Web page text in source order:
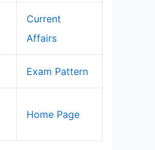
Current
Affairs
Exam Pattern
Home Page